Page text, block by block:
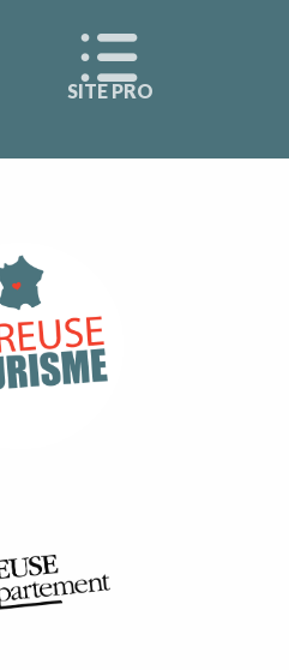
SITE PRO